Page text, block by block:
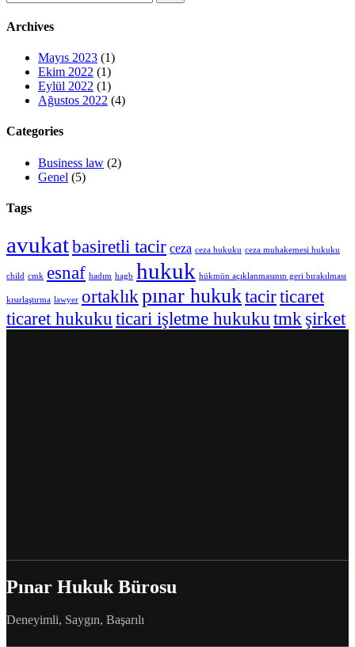
Archives
Mayıs 2023 (1)
Ekim 2022 (1)
Eylül 2022 (1)
Ağustos 2022 (4)
Categories
Business law (2)
Genel (5)
Tags
avukatbasiretli tacir ceza ceza hukuku ceza muhakemesi hukuku
child cmk esnaf hadım hagb hukuk hükmün açıklanmasının geri bırakılması
kısırlaştırma lawyer ortaklıkpınar hukuktacirticaret
ticaret hukuku ticari işletme hukuku tmk şirket
Pınar Hukuk Bürosu
Deneyimli, Saygın, Başarılı